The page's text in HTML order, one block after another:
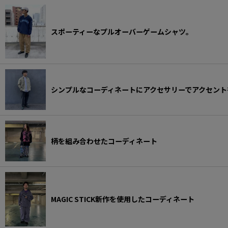
スポーティーなプルオーバーゲームシャツ。
シンプルなコーディネートにアクセサリーでアクセン
柄を組み合わせたコーディネート
MAGIC STICK新作を使用したコーディネート
NEW ERA スタイリング
NICK GEAR スタイリング
NOCHINO OPTICAL スタイリング
nonnative スタイリング
OLD JOE スタイリング
OOFOS スタイリング
PORKCHOP GARAGE SUPPLY スタイリング
RADIALL スタイリング
RATS スタイリング
rig FOOTWEAR スタイリング
ROTTWEILER スタイリング